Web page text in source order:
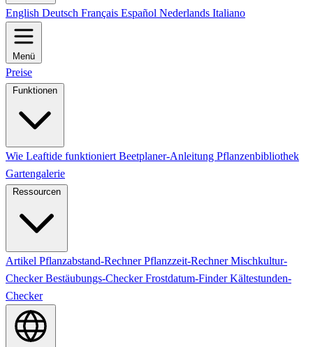
English Deutsch Français Español Nederlands Italiano
Menü
Preise
Funktionen
Wie Leaftide funktioniert Beetplaner-Anleitung Pflanzenbibliothek
Gartengalerie
Ressourcen
Artikel Pflanzabstand-RechnerPflanzzeit-RechnerMischkultur-
CheckerBestäubungs-CheckerFrostdatum-FinderKältestunden-
Checker